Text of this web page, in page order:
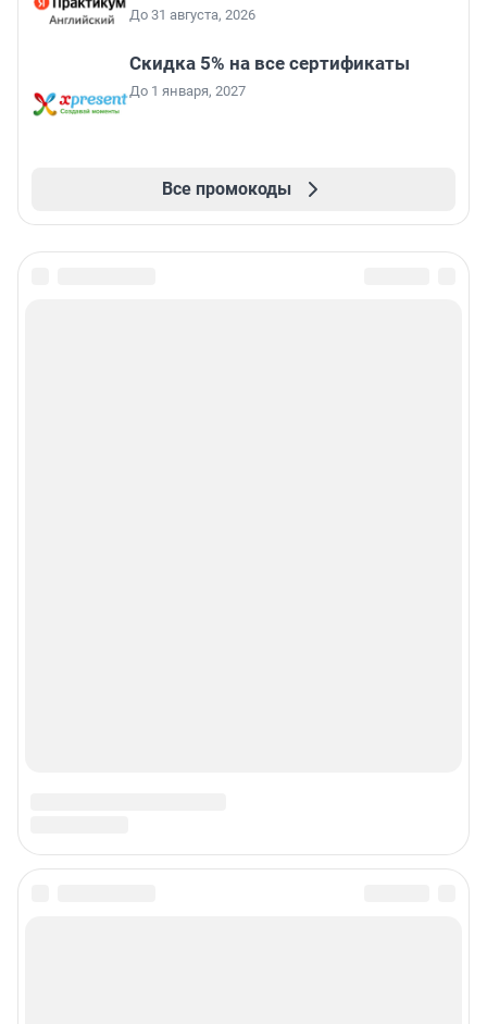
До 31 августа, 2026
Скидка 5% на все сертификаты
До 1 января, 2027
Все промокоды